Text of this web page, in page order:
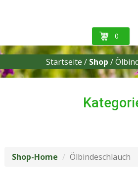
0
Startseite / Shop /
Shop-Home Ölbindeschlauch